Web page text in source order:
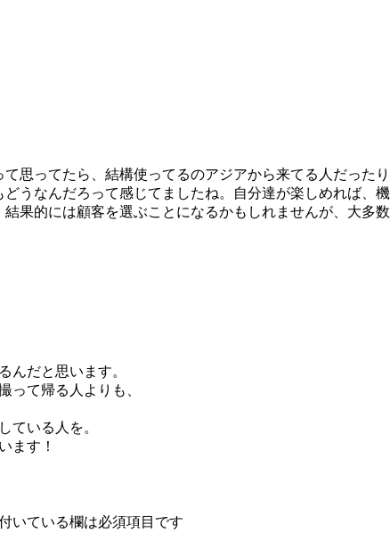
思ってたら、結構使ってるのアジアから来てる人だった
うなんだろって感じてましたね。自分達が楽しめれば、
果的には顧客を選ぶことになるかもしれませんが、大多
んだと思います。
って帰る人よりも、
ている人を。
ます！
いている欄は必須項目です